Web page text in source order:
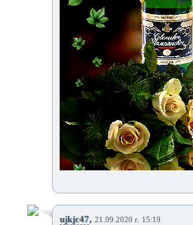
ujkjc47, 21.09.2020 г. 15:19